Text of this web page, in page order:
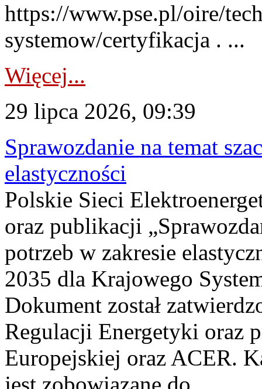
https://www.pse.pl/oire/
systemow/certyfikacja . ...
Więcej...
29 lipca 2026, 09:39
Sprawozdanie na temat
elastyczności
Polskie Sieci
oraz publikacji
potrzeb w zakresie
2035 dla Krajowego
Dokument został
Regulacji Energetyki oraz
Europejskiej oraz ACER.